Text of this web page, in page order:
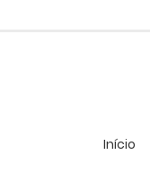
Início